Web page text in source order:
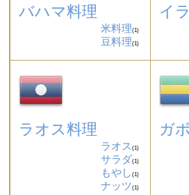
バハマ料理
米料理(1)
豆料理(1)
イ
ラオス料理
ラオス(1)
サラダ(1)
もやし(1)
ナッツ(1)
ガ